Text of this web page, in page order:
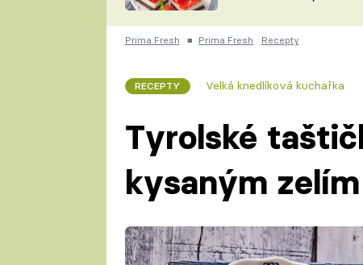
ČESKO NA TALÍŘI
KUCHAŘKA
Prima Fresh ■ Prima Fresh Recepty
RECEPTY Velká knedlíková kuchařka
Tyrolské
kysaným zelím